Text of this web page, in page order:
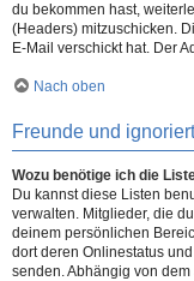
du bekommen hast,
(Headers) mitzuschicken.
E-Mail verschickt hat. Der
Nach oben
Freunde und
Wozu benötige ich die
Du kannst diese Listen
verwalten. Mitglieder, die
deinem persönlichen
dort deren Onlinestatus
senden. Abhängig von